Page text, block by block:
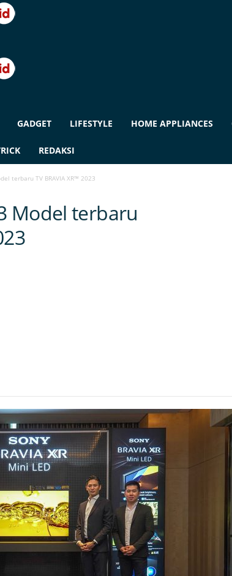
GADGET LIFESTYLE HOME APPLIANCES
REDAKSI
terbaru TV BRAVIA XR™ 2023
Model terbaru